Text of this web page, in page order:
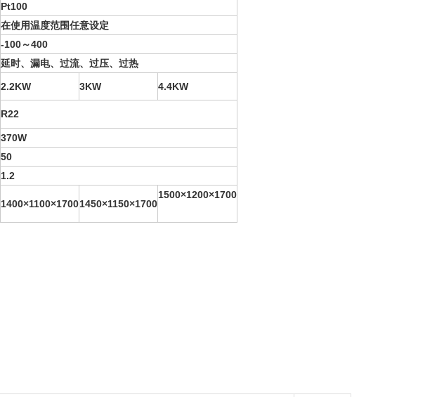
Pt100
在使用温度范围任意设定
-100～400
延时、漏电、过流、过压、过热
2.2KW 3KW 4.4KW
R22
370W
50
1.2
1400×1100×17001450×1150×1700
1500×1200×1700